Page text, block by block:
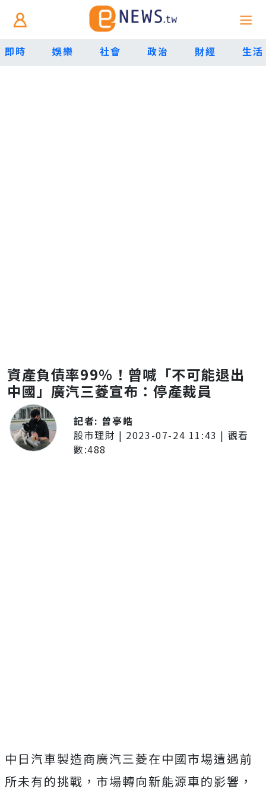
即時 娛樂 社會 政治 財經 生活
資產負債率99%！曾喊「不可能退出
中國」廣汽三菱宣布：停產裁員
記者: 曾亭皓
股市理財 | 2023-07-24 11:43 | 觀看
數:488
中日汽車製造商廣汽三菱在中國市場遭遇前
所未有的挑戰，市場轉向新能源車的影響，